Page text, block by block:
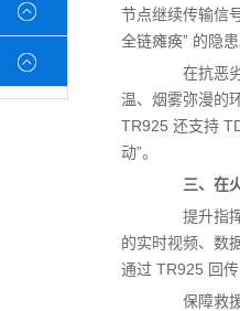
节点继续传输信
全链瘫痪” 的隐
在抗恶劣
温、烟雾弥漫的
TR925 还支持
动”。
三、在
提升指挥
的实时视频、数
通过 TR925 回
保障救援